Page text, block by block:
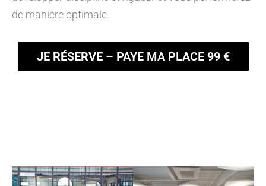
de manière optimale.
JE RÉSERVE – PAYE MA PLACE 99 €